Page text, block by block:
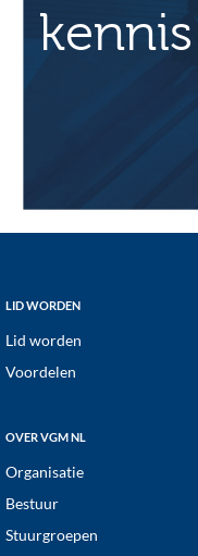
Footer
LID WORDEN
Lid worden
Voordelen
OVER VGM NL
Organisatie
Bestuur
Stuurgroepen